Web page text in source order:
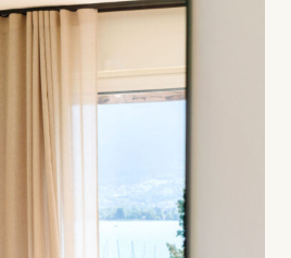
EST
GAGNANTE